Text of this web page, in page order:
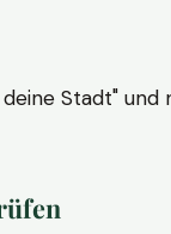
Stadt"